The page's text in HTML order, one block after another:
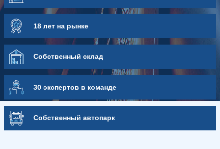
18 лет на рынке
Собственный склад
30 экспертов в команде
Собственный автопарк